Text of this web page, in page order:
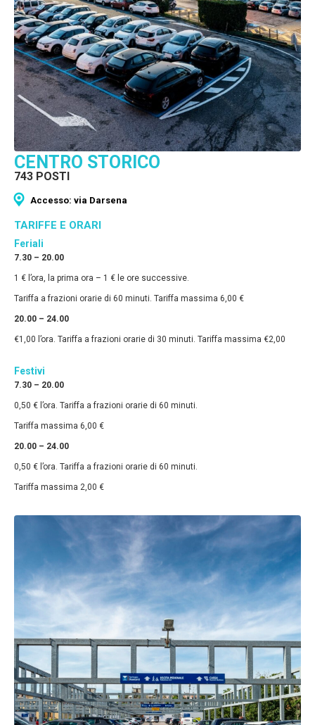
CENTRO STORICO
743 POSTI
Accesso: via Darsena
TARIFFE E ORARI
Feriali
7.30 – 20.00
1 € l’ora, la prima ora – 1 € le ore successive.
Tariffa a frazioni orarie di 60 minuti. Tariffa massima 6,00 €
20.00 – 24.00
€1,00 l’ora. Tariffa a frazioni orarie di 30 minuti. Tariffa massima €2,00
Festivi
7.30 – 20.00
0,50 € l’ora. Tariffa a frazioni orarie di 60 minuti.
Tariffa massima 6,00 €
20.00 – 24.00
0,50 € l’ora. Tariffa a frazioni orarie di 60 minuti.
Tariffa massima 2,00 €